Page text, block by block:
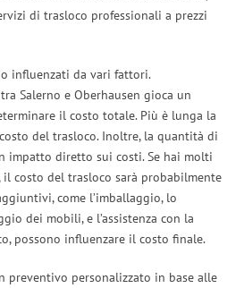
di trasloco professionali a prezzi
influenzati da vari fattori.
Salerno e Oberhausen gioca un
il costo totale. Più è lunga la
del trasloco. Inoltre, la quantità di
impatto diretto sui costi. Se hai molti
costo del trasloco sarà probabilmente
come l’imballaggio, lo
dei mobili, e l’assistenza con la
possono influenzare il costo finale.
preventivo personalizzato in base alle